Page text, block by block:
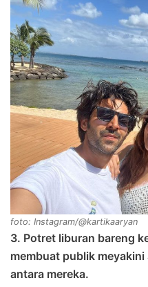
foto: Instagram/@kartikaaryan
3. Potret liburan bareng
membuat publik
antara mereka.